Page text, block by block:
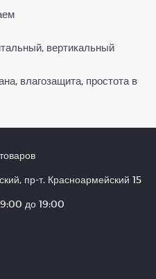
вертикальный
влагозащита, простота в
пр-т. Красноармейский 15
до 19:00